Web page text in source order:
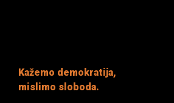
Kažemo demokratija,
mislimo sloboda.